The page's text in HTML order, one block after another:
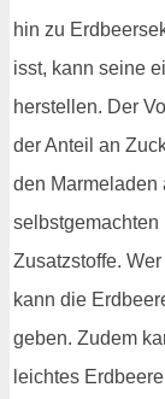
hin zu
isst, kann seine
herstellen. Der
der Anteil an
den Marmeladen
Zusatzstoffe.
kann die
geben. Zudem
leichtes